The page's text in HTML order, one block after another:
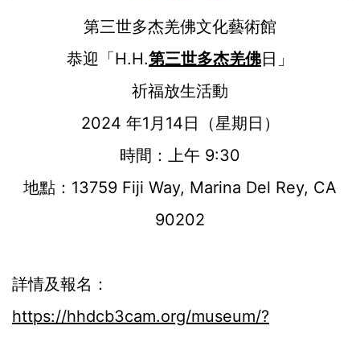
第三世多杰羌佛文化藝術館
恭迎「H.H.第三世多杰羌佛日」
祈福放生活動
2024 年1月14日（星期日）
時間：上午 9:30
地點：13759 Fiji Way, Marina Del Rey, CA
90202
詳情及報名：
https://hhdcb3cam.org/museum/?